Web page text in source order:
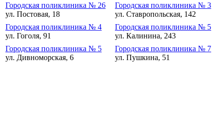
Городская поликлиника № 26
ул. Постовая, 18
Городская поликлиника № 3
ул. Ставропольская, 142
Городская поликлиника № 4
ул. Гоголя, 91
Городская поликлиника № 5
ул. Калинина, 243
Городская поликлиника № 5
ул. Дивноморская, 6
Городская поликлиника № 7
ул. Пушкина, 51